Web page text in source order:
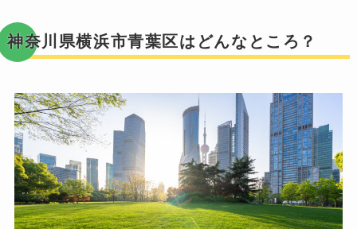
神奈川県横浜市青葉区はどんなところ？